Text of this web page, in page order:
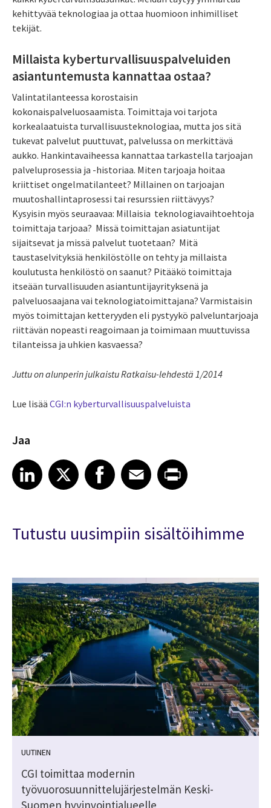
kehittyvää teknologiaa ja ottaa huomioon inhimilliset
tekijät.
Millaista kyberturvallisuuspalveluiden
asiantuntemusta kannattaa ostaa?
Valintatilanteessa korostaisin
kokonaispalveluosaamista. Toimittaja voi tarjota
korkealaatuista turvallisuusteknologiaa, mutta jos sitä
tukevat palvelut puuttuvat, palvelussa on merkittävä
aukko. Hankintavaiheessa kannattaa tarkastella tarjoajan
palveluprosessia ja -historiaa. Miten tarjoaja hoitaa
kriittiset ongelmatilanteet? Millainen on tarjoajan
muutoshallintaprosessi tai resurssien riittävyys?
Kysyisin myös seuraavaa: Millaisia teknologiavaihtoehtoja
toimittaja tarjoaa? Missä toimittajan asiatuntijat
sijaitsevat ja missä palvelut tuotetaan? Mitä
taustaselvityksiä henkilöstölle on tehty ja millaista
koulutusta henkilöstö on saanut? Pitääkö toimittaja
itseään turvallisuuden asiantuntijayrityksenä ja
palveluosaajana vai teknologiatoimittajana? Varmistaisin
myös toimittajan ketteryyden eli pystyykö palveluntarjoaja
riittävän nopeasti reagoimaan ja toimimaan muuttuvissa
tilanteissa ja uhkien kasvaessa?
Juttu on alunperin julkaistu Ratkaisu-lehdestä 1/2014
Lue lisää CGI:n kyberturvallisuuspalveluista
Jaa
Share article on LinkedIn
LinkedIn
Share article on XShare article on Facebook
Facebook
Share article on Email
EmailShare article on Print
Tutustu uusimpiin sisältöihimme
UUTINEN
CGI toimittaa modernin
työvuorosuunnittelujärjestelmän Keski-